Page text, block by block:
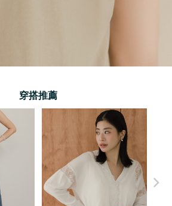
穿搭推薦